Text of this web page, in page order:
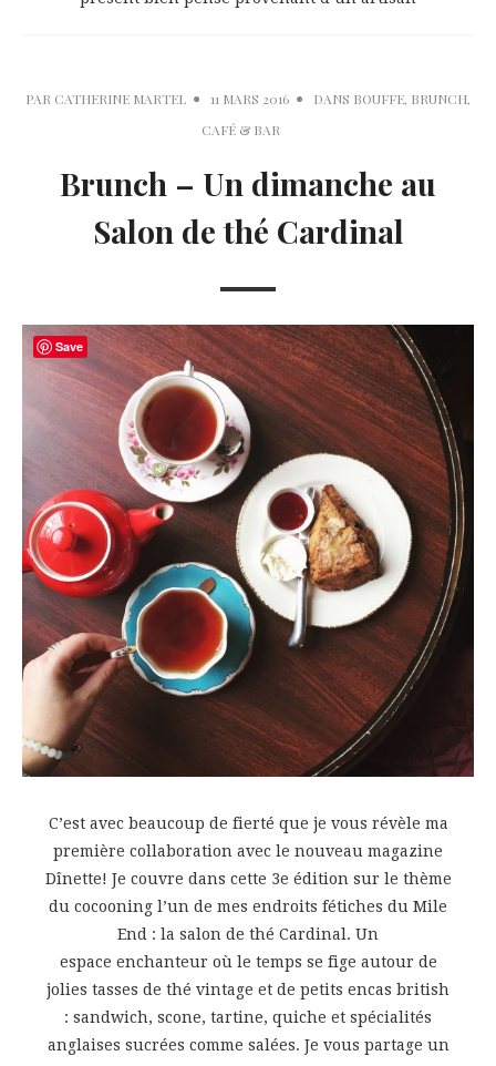
PAR CATHERINE MARTEL 11 MARS 2016 DANS BOUFFE, BRUNCH,
CAFÉ & BAR
Brunch – Un dimanche au
Salon de thé Cardinal
C’est avec beaucoup de fierté que je vous révèle ma
première collaboration avec le nouveau magazine
Dînette! Je couvre dans cette 3e édition sur le thème
du cocooning l’un de mes endroits fétiches du Mile
End : la salon de thé Cardinal. Un
espace enchanteur où le temps se fige autour de
jolies tasses de thé vintage et de petits encas british
: sandwich, scone, tartine, quiche et spécialités
anglaises sucrées comme salées. Je vous partage un
Save